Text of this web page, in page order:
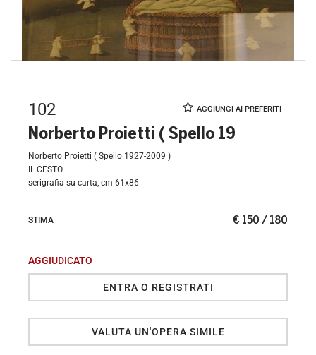
102
Norberto Proietti ( Spello 19
Norberto Proietti ( Spello 1927-2009 )
IL CESTO
serigrafia su carta, cm 61x86
€ 150 / 180
STIMA
AGGIUDICATO
ENTRA O REGISTRATI
VALUTA UN'OPERA SIMILE